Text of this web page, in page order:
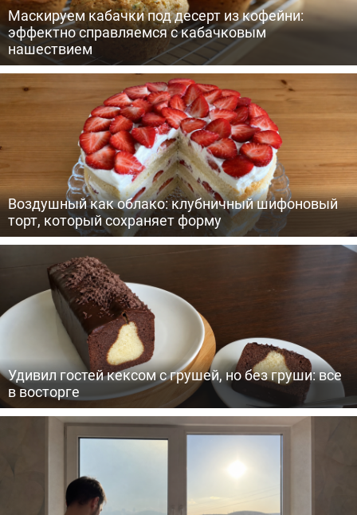
Маскируем кабачки под десерт из кофейни:
эффектно справляемся с кабачковым
нашествием
Воздушный как облако: клубничный шифоновый
торт, который сохраняет форму
Удивил гостей кексом с грушей, но без груши: все
в восторге